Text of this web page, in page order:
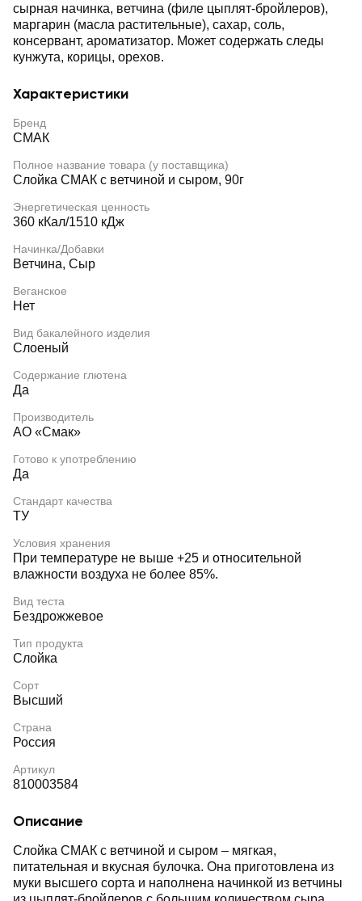
сырная начинка, ветчина (филе цыплят-бройлеров),
маргарин (масла растительные), сахар, соль,
консервант, ароматизатор. Может содержать следы
кунжута, корицы, орехов.
Характеристики
Бренд
СМАК
Полное название товара (у поставщика)
Слойка СМАК с ветчиной и сыром, 90г
Энергетическая ценность
360 кКал/1510 кДж
Начинка/Добавки
Ветчина, Сыр
Веганское
Нет
Вид бакалейного изделия
Слоеный
Содержание глютена
Да
Производитель
АО «Смак»
Готово к употреблению
Да
Стандарт качества
ТУ
Условия хранения
При температуре не выше +25 и относительной
влажности воздуха не более 85%.
Вид теста
Бездрожжевое
Тип продукта
Слойка
Сорт
Высший
Страна
Россия
Артикул
810003584
Описание
Слойка СМАК с ветчиной и сыром – мягкая,
питательная и вкусная булочка. Она приготовлена из
муки высшего сорта и наполнена начинкой из ветчины